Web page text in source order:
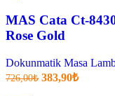
MAS Cata Ct-
Rose Gold
Dokunmatik Masa
726,00₺ Orijinal
383,90₺Şu